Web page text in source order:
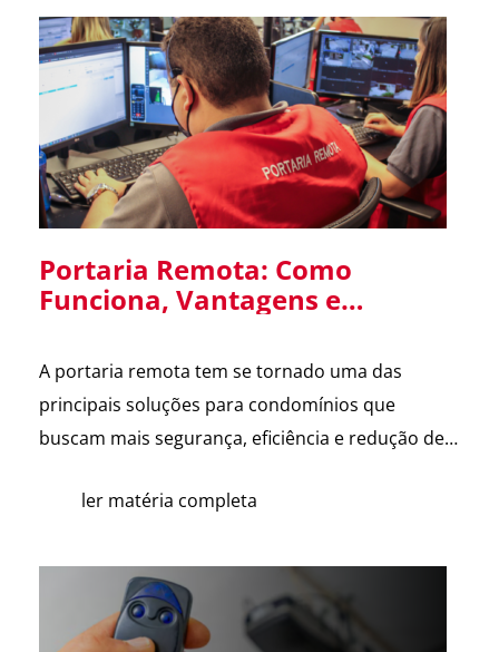
Portaria Remota: Como
Funciona, Vantagens e
Condomínios
A portaria remota tem se tornado uma das
principais soluções para condomínios que
buscam mais segurança, eficiência e redução de
dificuldade na contratação de mão de obra, cada
avaliando essa alternativa. Para esclarecer as
principais dúvidas, reunimos cortes do nosso
Diretor […]
ler matéria completa